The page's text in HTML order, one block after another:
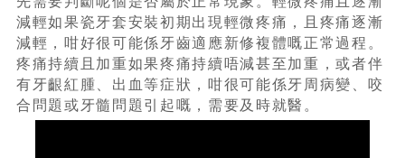
減輕如果瓷牙套安裝初期出現輕微疼痛，且疼痛逐漸
減輕，咁好很可能係牙齒適應新修複體嘅正常過程。
疼痛持續且加重如果疼痛持續唔減甚至加重，或者伴
有牙齦紅腫、出血等症狀，咁很可能係牙周病變、咬
合問題或牙髓問題引起嘅，需要及時就醫。